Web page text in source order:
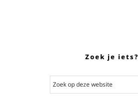
Zoek je iets?